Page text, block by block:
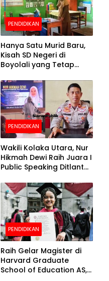
PENDIDIKAN
Hanya Satu Murid Baru,
Kisah SD Negeri di
Boyolali yang Tetap
Kelas
PENDIDIKAN
Wakili Kolaka Utara, Nur
Hikmah Dewi Raih Juara I
Public Speaking Ditlantas
Puncak Hari
Bhayangkara ke-80
PENDIDIKAN
Raih Gelar Magister di
Harvard Graduate
School of Education AS,